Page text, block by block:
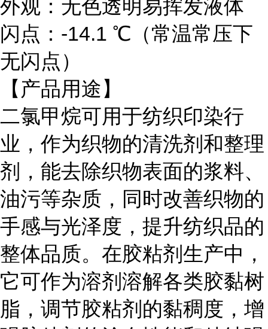
外观：无色透明易挥发液体
闪点：-14.1 ℃（常温常压下
无闪点）
【产品用途】
二氯甲烷可用于纺织印染行
业，作为织物的清洗剂和整理
剂，能去除织物表面的浆料、
油污等杂质，同时改善织物的
手感与光泽度，提升纺织品的
整体品质。在胶粘剂生产中，
它可作为溶剂溶解各类胶黏树
脂，调节胶粘剂的黏稠度，增